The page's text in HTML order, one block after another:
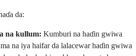
da:
na kullum: Kumburi na haɗin gwiwa
na iya haifar da lalacewar haɗin gwiwa